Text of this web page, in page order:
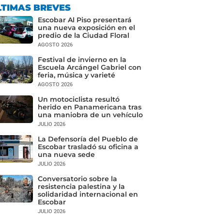
BREVES
Escobar Al Piso presentará
una nueva exposición en el
predio de la Ciudad Floral
AGOSTO 2026
Festival de invierno en la
Escuela Arcángel Gabriel con
feria, música y varieté
AGOSTO 2026
Un motociclista resultó
herido en Panamericana tras
una maniobra de un vehículo
JULIO 2026
La Defensoría del Pueblo de
Escobar trasladó su oficina a
una nueva sede
JULIO 2026
Conversatorio sobre la
resistencia palestina y la
solidaridad internacional en
Escobar
JULIO 2026